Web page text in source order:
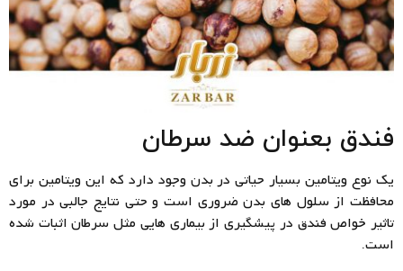
فندق بعنوان ضد سرطان
یک نوع ویتامین بسیار حیاتی در بدن وجود دارد که این ویتامین برای
محافظت از سلول های بدن ضروری است و حتی نتایج جالبی در مورد
تاثیر خواص فندق در پیشگیری از بیماری هایی مثل سرطان اثبات شده
است.